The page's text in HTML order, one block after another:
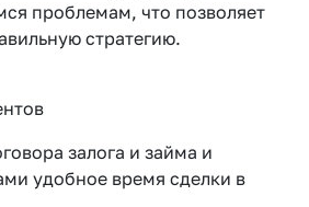
проблемам, что позволяет
стратегию.
залога и займа и
удобное время сделки в